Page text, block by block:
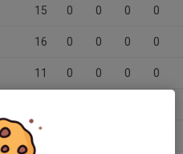
15 0 0 0 0
16 0 0 0 0
11 0 0 0 0